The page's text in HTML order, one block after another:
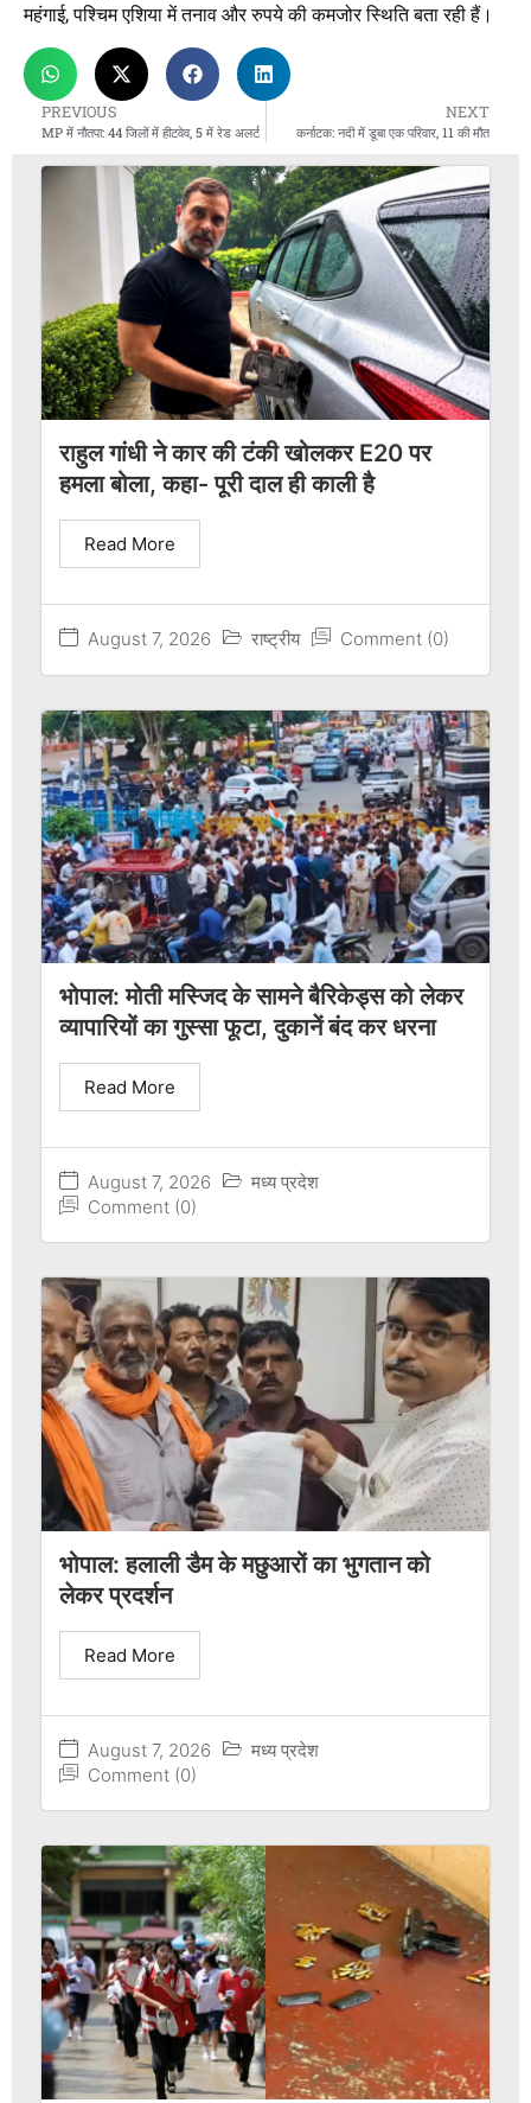
महंगाई, पश्चिम एशिया में तनाव और रुपये की कमजोर स्थिति बता रही हैं।
PREVIOUS
MP में नौतपा: 44 जिलों में हीटवेव, 5 में रेड अलर्ट
NEXT
कर्नाटक: नदी में डूबा एक परिवार, 11 की मौत
राहुल गांधी ने कार की टंकी खोलकर E20 पर
हमला बोला, कहा- पूरी दाल ही काली है
August 7, 2026 राष्ट्रीय Comment (0)
Read More
भोपाल: मोती मस्जिद के सामने बैरिकेड्स को लेकर
व्यापारियों का गुस्सा फूटा, दुकानें बंद कर धरना
August 7, 2026
मध्य प्रदेश
Comment (0)
Read More
भोपाल: हलाली डैम के मछुआरों का भुगतान को
लेकर प्रदर्शन
August 7, 2026
मध्य प्रदेश
Comment (0)
Read More